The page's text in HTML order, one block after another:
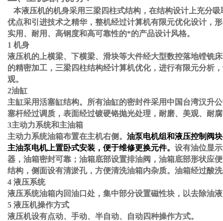
本液压机的机身采用三梁四柱式结构，在结构设计上充分
优点和引进技术之精华，整机经过计算机有限元优化设计，
实用、耐用、高钢度和高可靠性的*的产品设计风格。
1 机身
液压机的上横梁、下横梁、滑块等大件经大型数控落地镗铣
的精密加工，三梁四柱结构经计算机优化，进行有限元分析
观。
2油缸
主缸采用活塞缸结构。所有油缸的密封件采用 中国台湾汉升
塞杆经过调质，表面经过镀硬铬抛光处理，耐磨、美观、耐
3主动力系统和主油箱
主动力系统油箱布置在主机右侧。 油泵电机组和液压控制阀
主油泵电机上置卧式安装，便于维修更换元件。 设有油位显
器，油箱密封可靠；油箱底部设置排油阀，油箱底部形状应
结构，侧面设有清淤孔，方便清洗油箱内杂质。油箱经过酸
4 液压系统
液压系统油箱内回油口处，集中部分设置磁性块，以去除油
5 液压机操作方式
液压机设有点动、手动、半自动、自动四种操作方式。